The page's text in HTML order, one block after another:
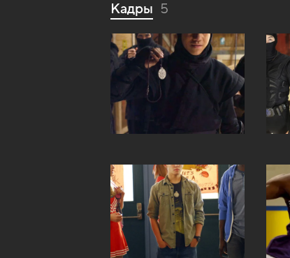
Кадры 5